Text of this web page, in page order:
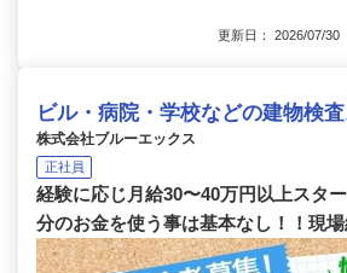
更新日： 2026/07/
ビル・病院・学校などの建物検
株式会社ブルーエックス
正社員
経験に応じ月給30〜40万円以上スタ
分のお金を使う事は基本なし！！現場